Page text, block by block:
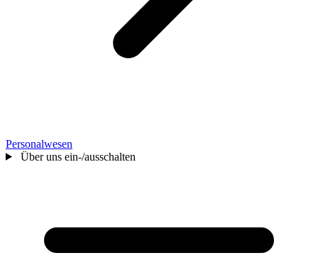
Personalwesen
Über uns ein-/ausschalten